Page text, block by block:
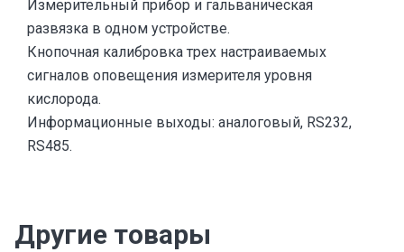
Измерительный прибор и гальваническая
развязка в одном устройстве.
Кнопочная калибровка трех настраиваемых
сигналов оповещения измерителя уровня
кислорода.
Информационные выходы: аналоговый, RS232,
RS485.
Другие товары